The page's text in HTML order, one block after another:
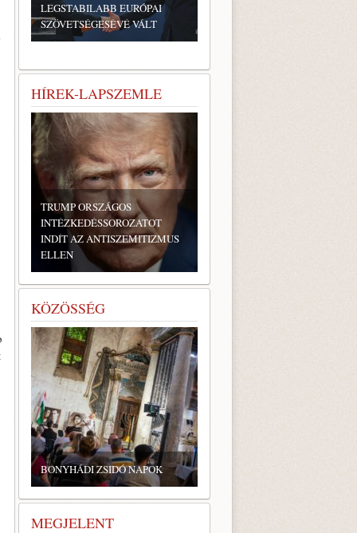
LEGSTABILABB EURÓPAI
SZÖVETSÉGESÉVÉ VÁLT
HÍREK-LAPSZEMLE
TRUMP ORSZÁGOS
INTÉZKEDÉSSOROZATOT
INDÍT AZ ANTISZEMITIZMUS
ELLEN
KÖZÖSSÉG
ZSIDÓ GASZTRONÓMIAI
TALÁLKOZÓ A BONYHÁDI
ZSINAGÓGÁBAN
MEGJELENT